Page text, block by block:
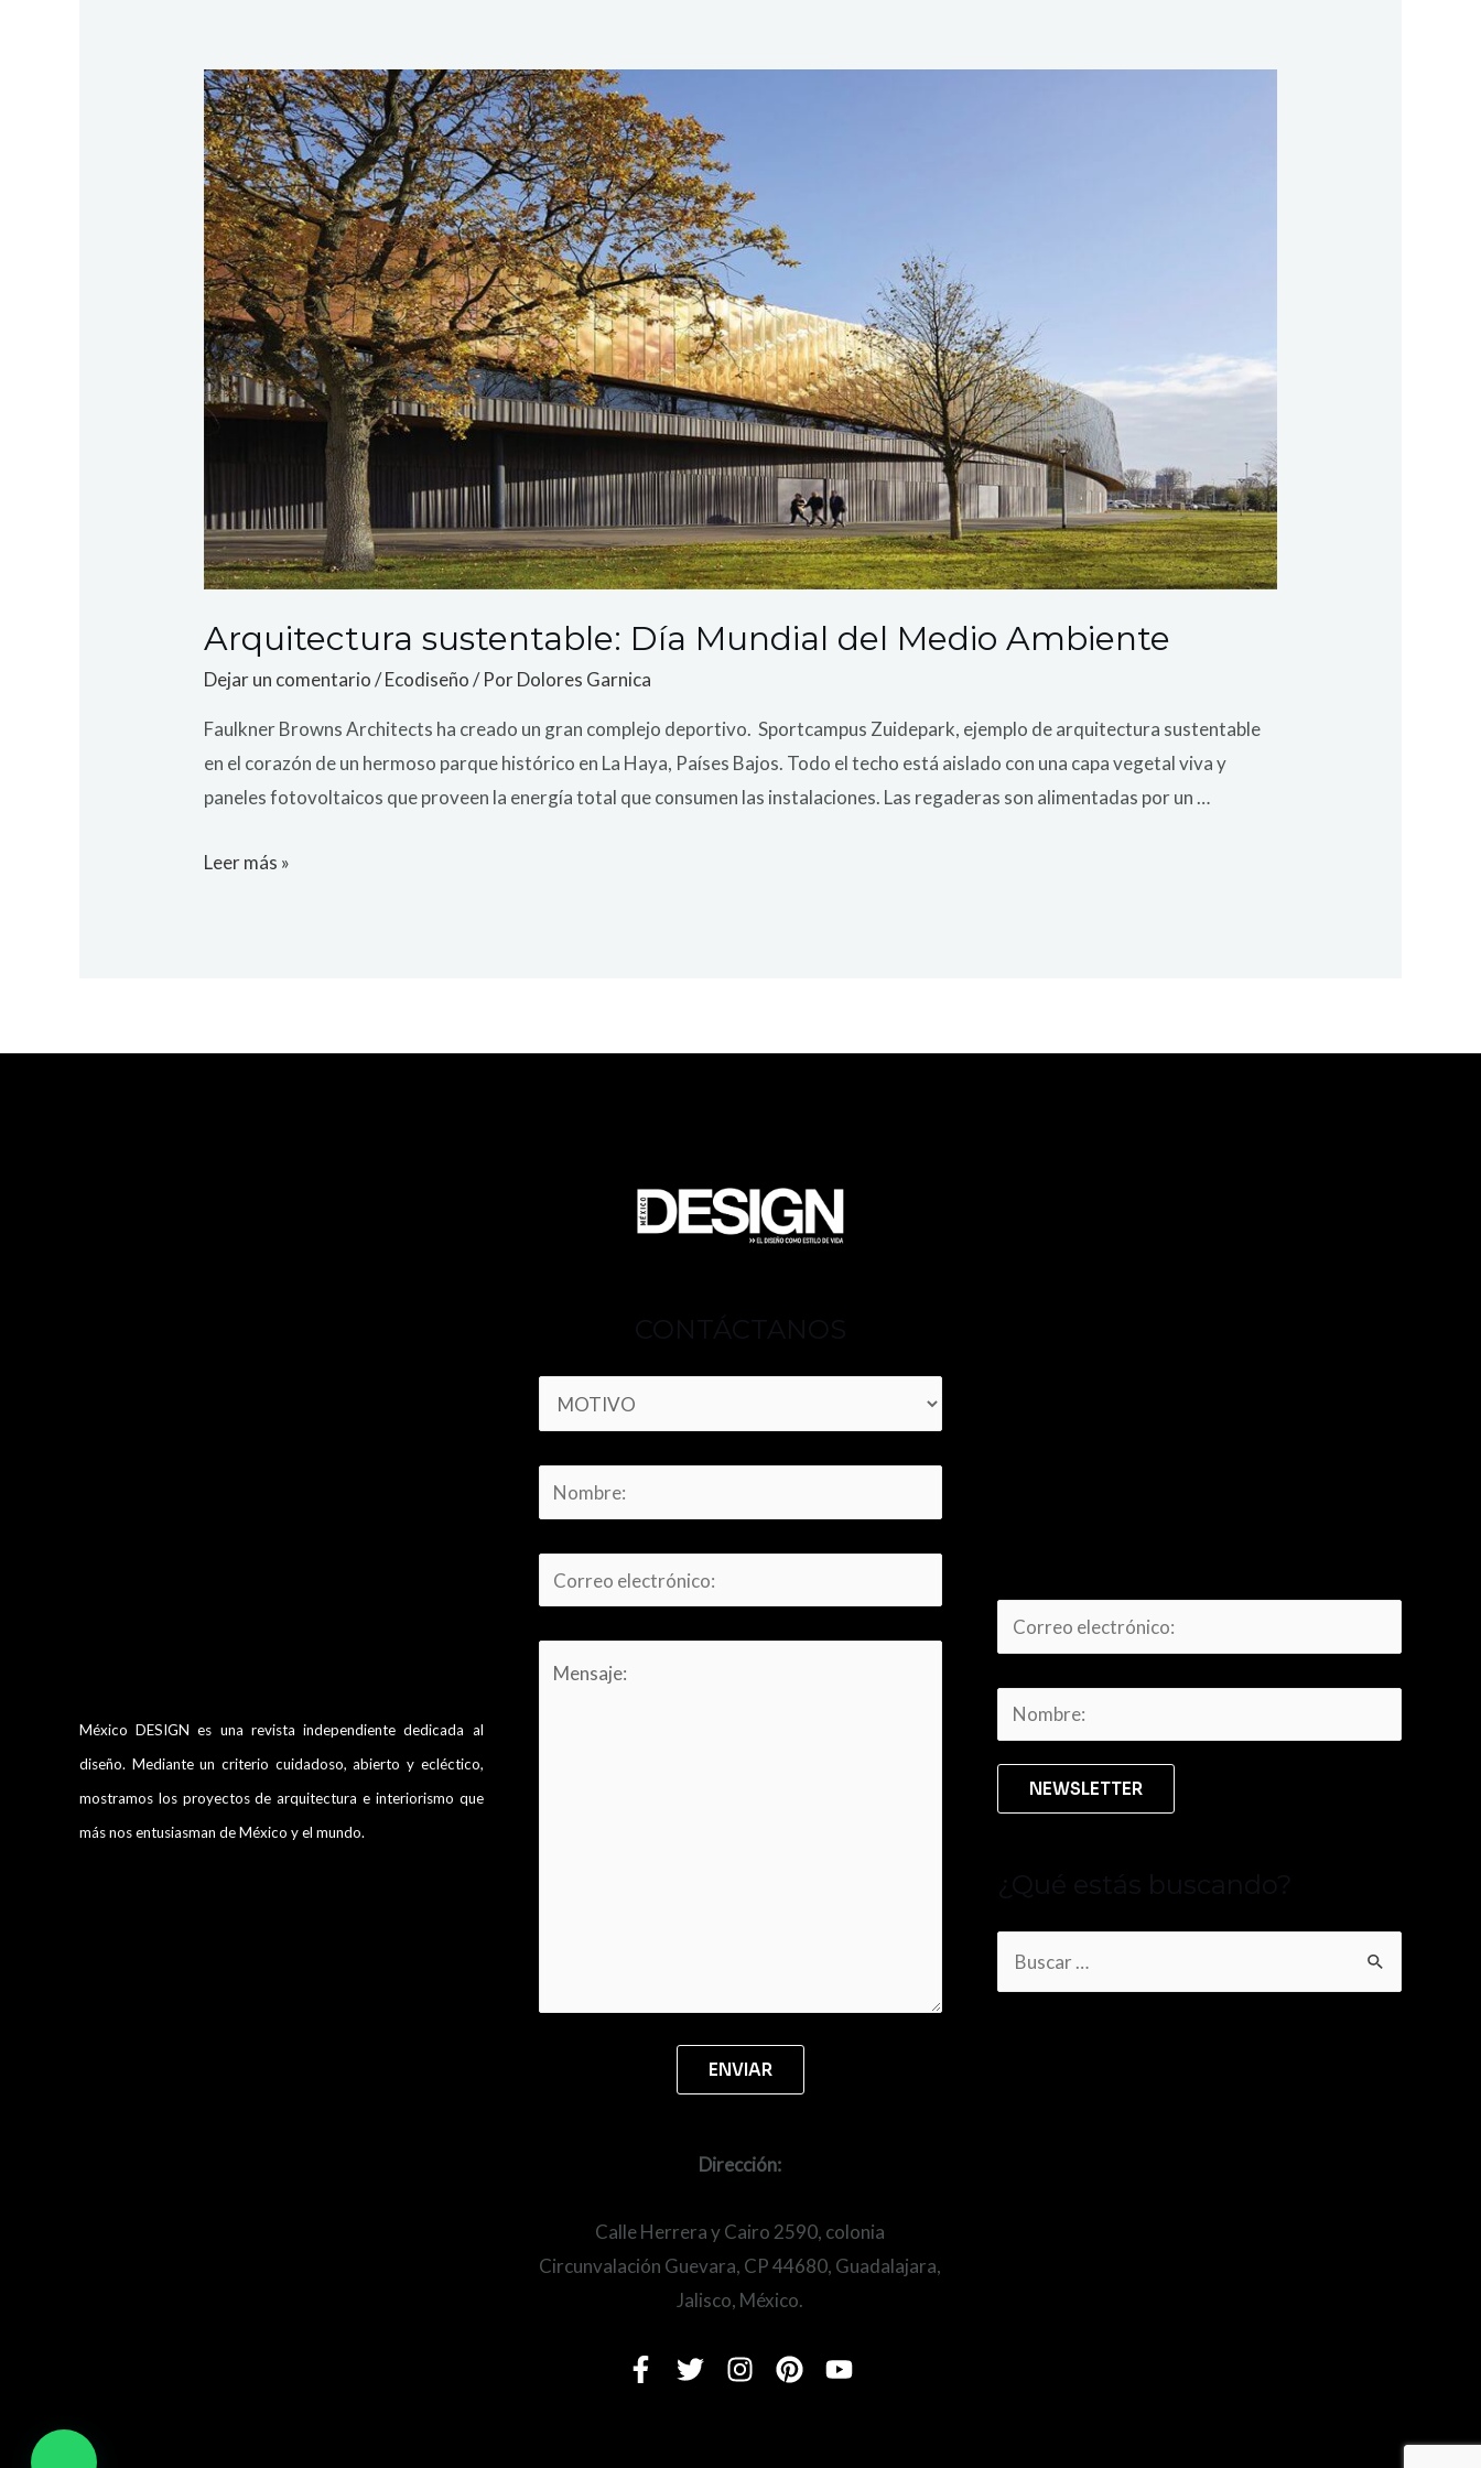
Arquitectura sustentable: Día Mundial del Medio Ambiente
Dejar un comentario /Ecodiseño/ PorDolores Garnica
Faulkner Browns Architects ha creado un gran complejo deportivo. Sportcampus Zuidepark, ejemplo de arquitectura sustentable
en el corazón de un hermoso parque histórico en La Haya, Países Bajos. Todo el techo está aislado con una capa vegetal viva y
paneles fotovoltaicos que proveen la energía total que consumen las instalaciones. Las regaderas son alimentadas por un …
Leer más »
México DESIGN es una revista independiente dedicada al
diseño. Mediante un criterio cuidadoso, abierto y ecléctico,
mostramos los proyectos de arquitectura e interiorismo que
más nos entusiasman de México y el mundo.
CONTÁCTANOS
Dirección:
Calle Herrera y Cairo 2590, colonia
Circunvalación Guevara, CP 44680, Guadalajara,
Jalisco, México.
¿Qué estás buscando?